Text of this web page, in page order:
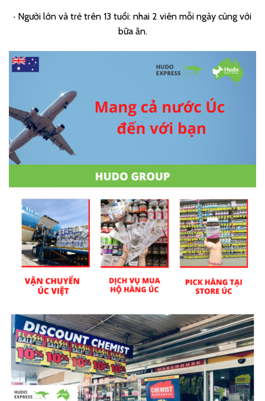
· Người lớn và trẻ trên 13 tuổi: nhai 2 viên mỗi ngày cùng với
bữa ăn.